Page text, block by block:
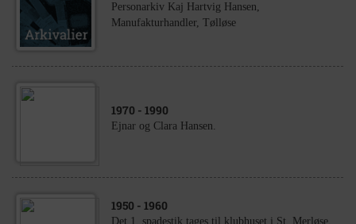
Personarkiv Kaj Hartvig Hansen,
Manufakturhandler, Tølløse
1970 - 1990
Ejnar og Clara Hansen.
1950 - 1960
Det 1. spadestik tages til klubhuset i St. Merløse.